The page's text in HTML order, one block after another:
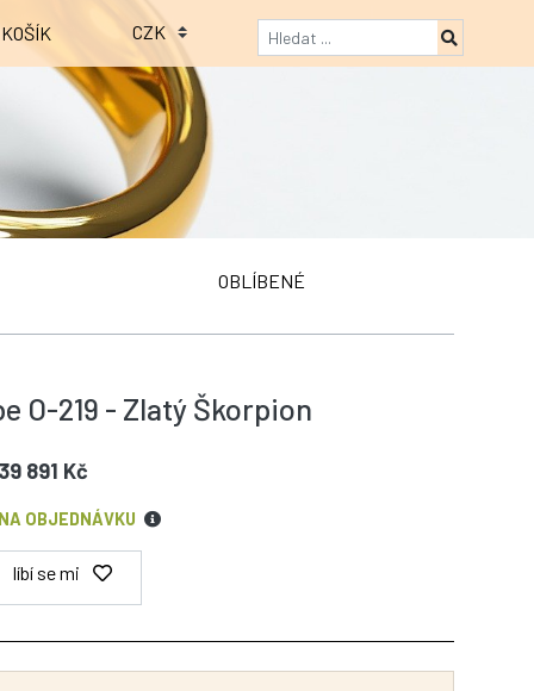
KOŠÍK
OBLÍBENÉ
O-219 - Zlatý Škorpion
891 Kč
OBJEDNÁVKU
líbí se mi